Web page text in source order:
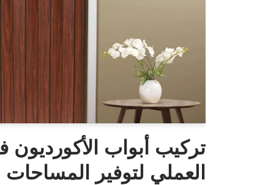
تركيب أبواب
العملي لتوفير المساحات